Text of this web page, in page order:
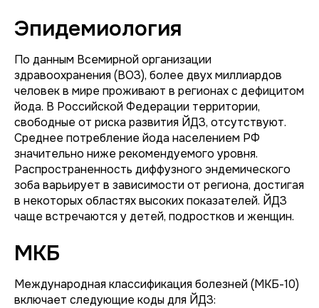
Эпидемиология
По данным Всемирной организации
здравоохранения (ВОЗ), более двух миллиардов
человек в мире проживают в регионах с дефицитом
йода. В Российской Федерации территории,
свободные от риска развития ЙДЗ, отсутствуют.
Среднее потребление йода населением РФ
значительно ниже рекомендуемого уровня.
Распространенность диффузного эндемического
зоба варьирует в зависимости от региона, достигая
в некоторых областях высоких показателей. ЙДЗ
чаще встречаются у детей, подростков и женщин.
МКБ
Международная классификация болезней (МКБ-10)
включает следующие коды для ЙДЗ: